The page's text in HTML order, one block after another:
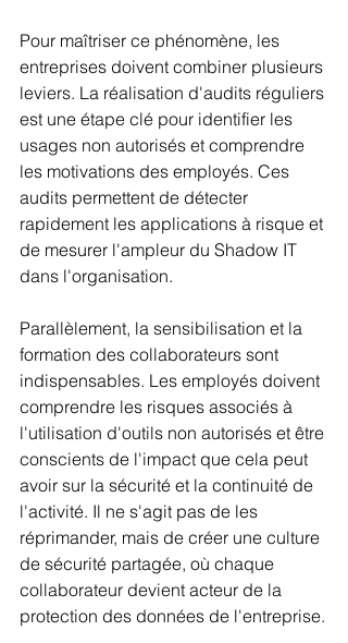
Pour maîtriser ce phénomène, les
entreprises doivent combiner plusieurs
leviers. La réalisation d'audits réguliers
est une étape clé pour identifier les
usages non autorisés et comprendre
les motivations des employés. Ces
audits permettent de détecter
rapidement les applications à risque et
de mesurer l'ampleur du Shadow IT
dans l'organisation.
Parallèlement, la sensibilisation et la
formation des collaborateurs sont
indispensables. Les employés doivent
comprendre les risques associés à
l'utilisation d'outils non autorisés et être
conscients de l'impact que cela peut
avoir sur la sécurité et la continuité de
l'activité. Il ne s'agit pas de les
réprimander, mais de créer une culture
de sécurité partagée, où chaque
collaborateur devient acteur de la
protection des données de l'entreprise.